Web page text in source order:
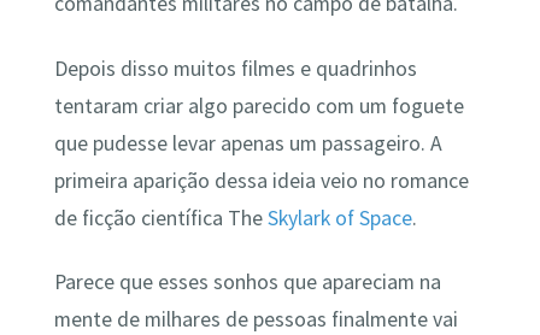
Depois disso muitos filmes e quadrinhos
tentaram criar algo parecido com um foguete
que pudesse levar apenas um passageiro. A
primeira aparição dessa ideia veio no romance
de ficção científica TheSkylark of Space.
Parece que esses sonhos que apareciam na
mente de milhares de pessoas finalmente vai